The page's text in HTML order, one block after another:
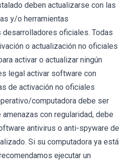
deben actualizarse con las
y/o herramientas
oficiales. Todas
o actualización no oficiales
activar o actualizar ningún
legal activar software con
de activación no oficiales
computadora debe ser
con regularidad, debe
antivirus o anti-spyware de
Si su computadora ya está
ejecutar un